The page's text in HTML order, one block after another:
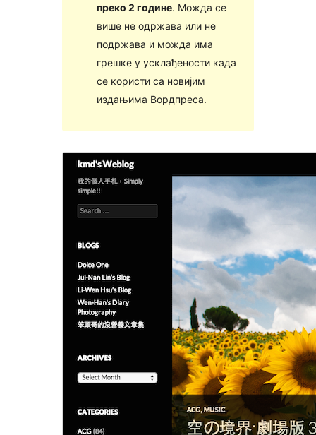
преко 2 године. Можда се
више не одржава или не
подржава и можда има
грешке у усклађености када
се користи са новијим
издањима Вордпреса.